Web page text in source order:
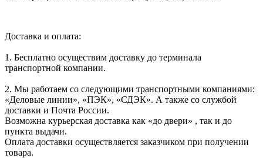
Доставка и оплата:
1. Бесплатно осуществим доставку до терминала
транспортной компании.
2. Мы работаем со следующими транспортными компаниями:
«Деловые линии», «ПЭК», «СДЭК». А также со службой
доставки и Почта России.
Возможна курьерская доставка как «до двери» , так и до
пункта выдачи.
Оплата доставки осуществляется заказчиком при получении
товара.